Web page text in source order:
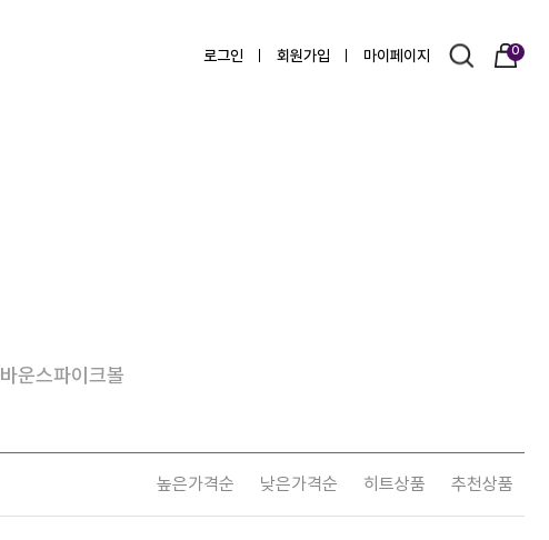
로그인 회원가입 마이페이지 0
바운스파이크볼
높은가격순 낮은가격순 히트상품 추천상품